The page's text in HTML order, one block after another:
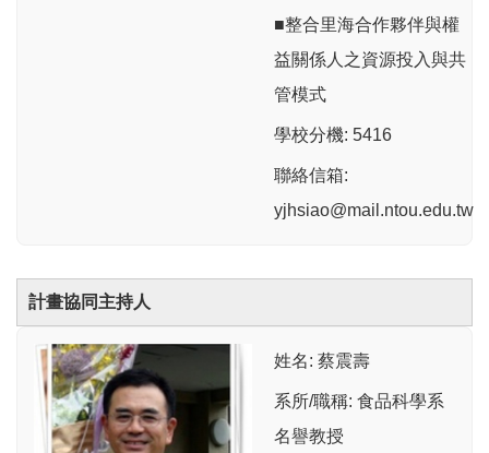
■整合里海合作夥伴與權
益關係人之資源投入與共
管模式
學校分機: 5416
聯絡信箱:
yjhsiao@mail.ntou.edu.tw
計畫協同主持人
姓名: 蔡震壽
系所/職稱: 食品科學系
名譽教授